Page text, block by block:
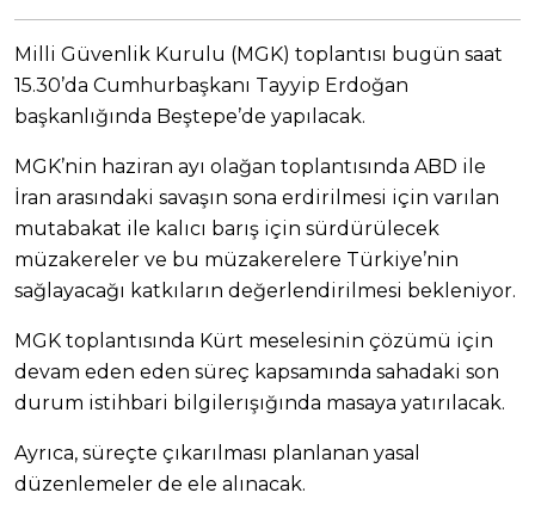
Milli Güvenlik Kurulu (MGK) toplantısı bugün saat
15.30’da Cumhurbaşkanı Tayyip Erdoğan
başkanlığında Beştepe’de yapılacak.
MGK’nin haziran ayı olağan toplantısında ABD ile
İran arasındaki savaşın sona erdirilmesi için varılan
mutabakat ile kalıcı barış için sürdürülecek
müzakereler ve bu müzakerelere Türkiye’nin
sağlayacağı katkıların değerlendirilmesi bekleniyor.
MGK toplantısında Kürt meselesinin çözümü için
devam eden eden süreç kapsamında sahadaki son
durum istihbari bilgilerışığında masaya yatırılacak.
Ayrıca, süreçte çıkarılması planlanan yasal
düzenlemeler de ele alınacak.